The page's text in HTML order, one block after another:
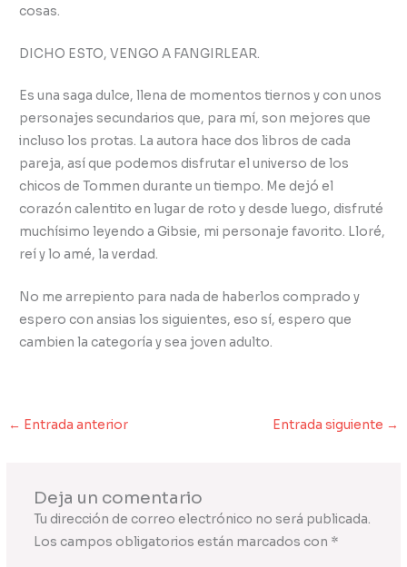
cosas.
DICHO ESTO, VENGO A FANGIRLEAR.
Es una saga dulce, llena de momentos tiernos y con unos
personajes secundarios que, para mí, son mejores que
incluso los protas. La autora hace dos libros de cada
pareja, así que podemos disfrutar el universo de los
chicos de Tommen durante un tiempo. Me dejó el
corazón calentito en lugar de roto y desde luego, disfruté
muchísimo leyendo a Gibsie, mi personaje favorito. Lloré,
reí y lo amé, la verdad.
No me arrepiento para nada de haberlos comprado y
espero con ansias los siguientes, eso sí, espero que
cambien la categoría y sea joven adulto.
← Entrada anterior Entrada siguiente →
Deja un comentario
Tu dirección de correo electrónico no será publicada.
Los campos obligatorios están marcados con *